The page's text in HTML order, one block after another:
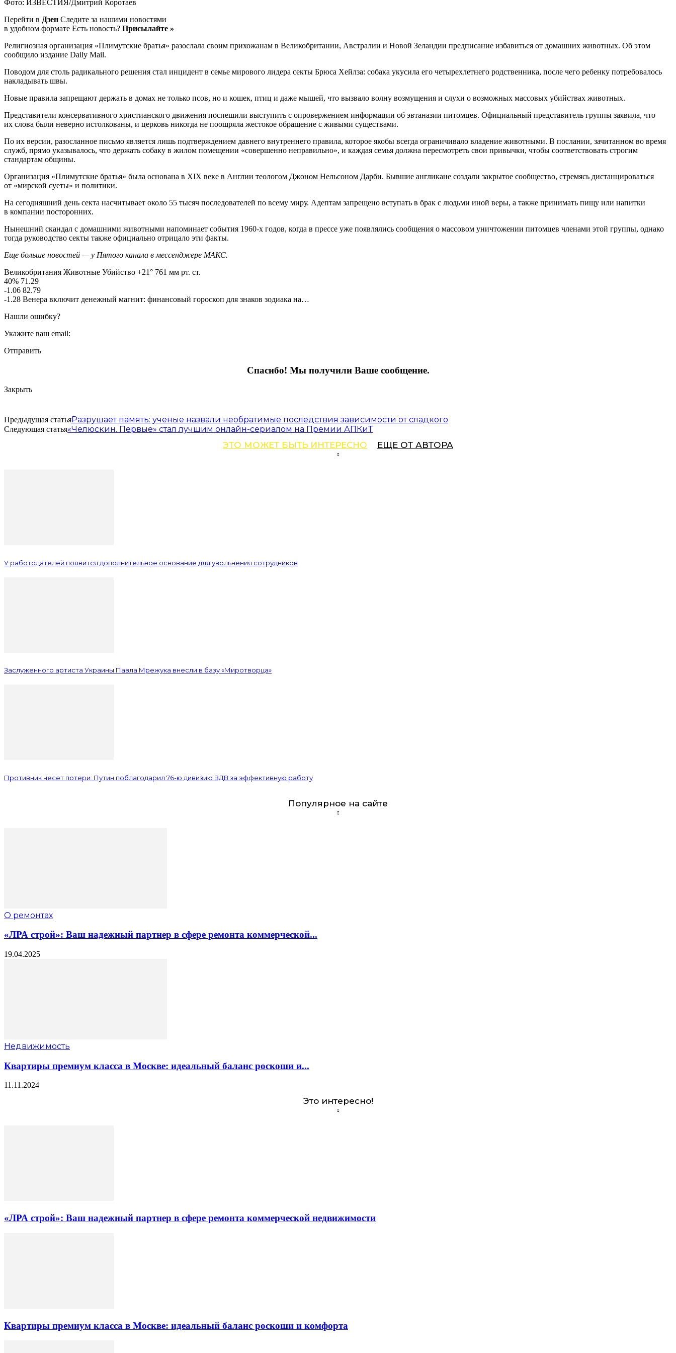
Фото: ИЗВЕСТИЯ/Дмитрий Коротаев
Перейти в Дзен Следите за нашими новостями
в удобном формате Есть новость? Присылайте »
Религиозная организация «Плимутские братья» разослала своим прихожанам в Великобритании, Австралии и Новой Зеландии предписание избавиться от домашних животных. Об этом
сообщило издание Daily Mail.
Поводом для столь радикального решения стал инцидент в семье мирового лидера секты Брюса Хейлза: собака укусила его четырехлетнего родственника, после чего ребенку потребовалось
накладывать швы.
Новые правила запрещают держать в домах не только псов, но и кошек, птиц и даже мышей, что вызвало волну возмущения и слухи о возможных массовых убийствах животных.
Представители консервативного христианского движения поспешили выступить с опровержением информации об эвтаназии питомцев. Официальный представитель группы заявила, что
их слова были неверно истолкованы, и церковь никогда не поощряла жестокое обращение с живыми существами.
По их версии, разосланное письмо является лишь подтверждением давнего внутреннего правила, которое якобы всегда ограничивало владение животными. В послании, зачитанном во время
служб, прямо указывалось, что держать собаку в жилом помещении «совершенно неправильно», и каждая семья должна пересмотреть свои привычки, чтобы соответствовать строгим
стандартам общины.
Организация «Плимутские братья» была основана в XIX веке в Англии теологом Джоном Нельсоном Дарби. Бывшие англикане создали закрытое сообщество, стремясь дистанцироваться
от «мирской суеты» и политики.
На сегодняшний день секта насчитывает около 55 тысяч последователей по всему миру. Адептам запрещено вступать в брак с людьми иной веры, а также принимать пищу или напитки
в компании посторонних.
Нынешний скандал с домашними животными напоминает события 1960-х годов, когда в прессе уже появлялись сообщения о массовом уничтожении питомцев членами этой группы, однако
тогда руководство секты также официально отрицало эти факты.
Еще больше новостей — у Пятого канала в мессенджере МАКС.
Великобритания Животные Убийство +21° 761 мм рт. ст.
40% 71.29
-1.06 82.79
-1.28 Венера включит денежный магнит: финансовый гороскоп для знаков зодиака на…
Нашли ошибку?
Укажите ваш email:
Отправить
Спасибо! Мы получили Ваше сообщение.
Закрыть
Предыдущая статьяРазрушает память: ученые назвали необратимые последствия зависимости от сладкого
Следующая статья«Челюскин. Первые» стал лучшим онлайн-сериалом на Премии АПКиТ
ЭТО МОЖЕТ БЫТЬ ИНТЕРЕСНО ЕЩЕ ОТ АВТОРА
У работодателей появится дополнительное основание для увольнения сотрудников
Заслуженного артиста Украины Павла Мрежука внесли в базу «Миротворца»
Противник несет потери: Путин поблагодарил 76-ю дивизию ВДВ за эффективную работу
Популярное на сайте
О ремонтах
«ЛРА строй»: Ваш надежный партнер в сфере ремонта коммерческой...
19.04.2025
Недвижимость
Квартиры премиум класса в Москве: идеальный баланс роскоши и...
11.11.2024
Это интересно!
«ЛРА строй»: Ваш надежный партнер в сфере ремонта коммерческой недвижимости
Квартиры премиум класса в Москве: идеальный баланс роскоши и комфорта